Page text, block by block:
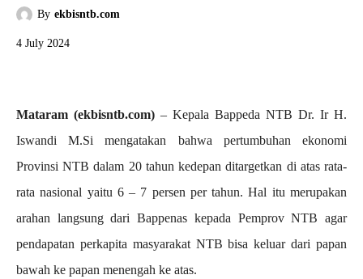
By ekbisntb.com
4 July 2024
Mataram (ekbisntb.com) – Kepala Bappeda NTB Dr. Ir H.
Iswandi M.Si mengatakan bahwa pertumbuhan ekonomi
Provinsi NTB dalam 20 tahun kedepan ditargetkan di atas rata-
rata nasional yaitu 6 – 7 persen per tahun. Hal itu merupakan
arahan langsung dari Bappenas kepada Pemprov NTB agar
pendapatan perkapita masyarakat NTB bisa keluar dari papan
bawah ke papan menengah ke atas.